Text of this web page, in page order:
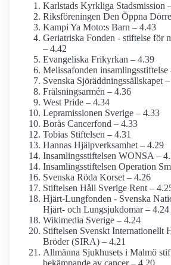
Karlstads Kyrkliga Stadsmission
Riksföreningen Den Öppna
Kampi Ya Moto:s Barn – 4.43
Geriatriska Fonden - stiftelse för
– 4.42
Evangeliska Frikyrkan – 4.39
Melissafonden insamlings­stiftelse
Svenska Sjöräddnings­sällskapet
Frälsningsarmén – 4.36
West Pride – 4.34
Lepramissionen Sverige – 4.33
Borås Cancerfond – 4.33
Tobias Stiftelsen – 4.31
Hannas Hjälp­verksamhet – 4.29
Insamlings­stiftelsen WONSA –
Insamlings­stiftelsen Operation
Svenska Röda Korset – 4.26
Stiftelsen Håll Sverige Rent –
Hjärt-Lungfonden - Svenska
Hjärt- och Lung­sjukdomar – 4.24
Wikimedia Sverige – 4.24
Stiftelsen Svenskt Internationellt
Bröder (SIRA) – 4.21
Allmänna Sjukhusets i Malmö
bekämpande av cancer – 4.20